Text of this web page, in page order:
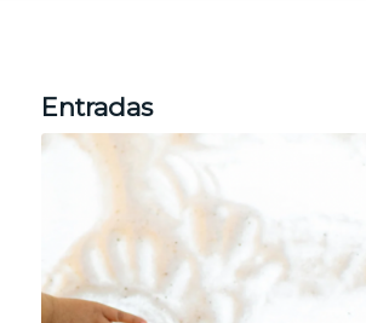
Entradas